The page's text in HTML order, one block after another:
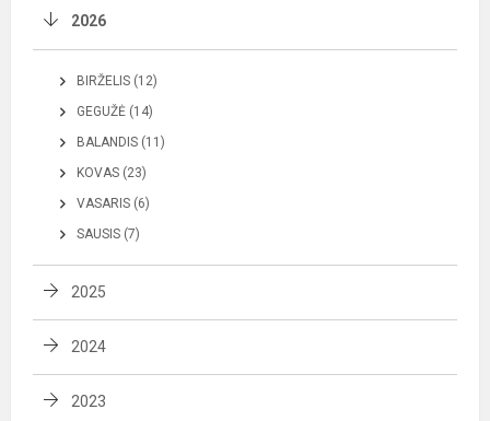
2026
BIRŽELIS (12)
GEGUŽĖ (14)
BALANDIS (11)
KOVAS (23)
VASARIS (6)
SAUSIS (7)
2025
2024
2023